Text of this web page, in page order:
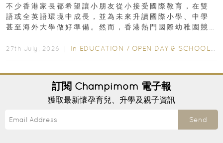
不少香港家長都希望讓小朋友從小接受國際教育，在雙
語或全英語環境中成長，並為未來升讀國際小學、中學
甚至海外大學做好準備。然而，香港熱門國際幼稚園競
27th July, 2026 ｜ In EDUCATION / OPEN DAY & SCHOOL EVENTS
訂閱 Champimom 電子報
獲取最新懷孕育兒、升學及親子資訊
Send